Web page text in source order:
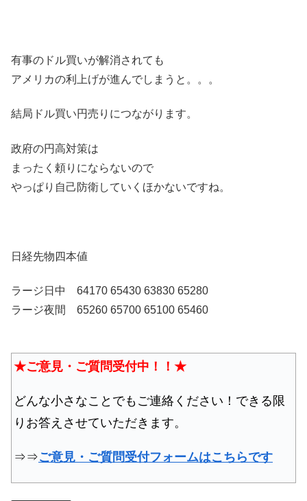
有事のドル買いが解消されても
アメリカの利上げが進んでしまうと。。。
結局ドル買い円売りにつながります。
政府の円高対策は
まったく頼りにならないので
やっぱり自己防衛していくほかないですね。
日経先物四本値
ラージ日中 64170 65430 63830 65280
ラージ夜間 65260 65700 65100 65460
★ご意見・ご質問受付中！！★
どんな小さなことでもご連絡ください！できる限
りお答えさせていただきます。
⇒⇒ご意見・ご質問受付フォームはこちらです